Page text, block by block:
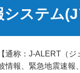
システム
通称：J-ALERT（ジ
情報、緊急地震速